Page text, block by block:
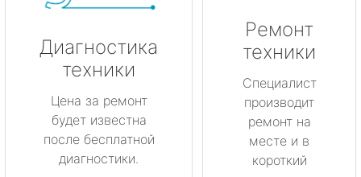
Диагностика
техники
Цена за ремонт
будет известна
после бесплатной
диагностики.
Ремонт
техники
Специалист
производит
ремонт на
месте и в
короткий